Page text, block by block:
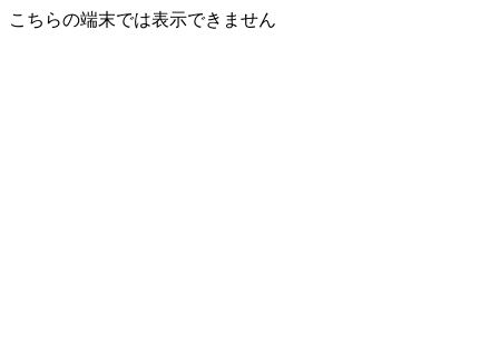
こちらの端末では表示できません